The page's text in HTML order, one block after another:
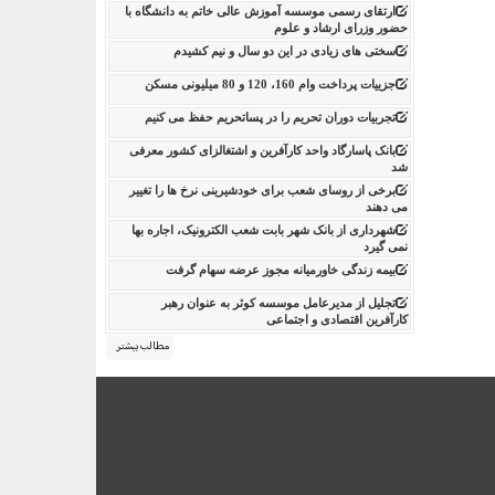
ارتقای رسمی موسسه آموزش عالی خاتم به دانشگاه با
حضور وزرای ارشاد و علوم
سختی های زیادی در این دو سال و نیم کشیدم
جزییات پرداخت وام 160، 120 و 80 میلیونی مسکن
تجربیات دوران تحریم را در پساتحریم حفظ می کنیم
بانک پاسارگاد واحد کارآفرین و اشتغالزای کشور معرفی
شد
برخی از روسای شعب برای خودشیرینی نرخ ها را تغییر
می دهند
شهرداری از بانک شهر بابت شعب الکترونیک، اجاره بها
نمی گیرد
بیمه زندگی خاورمیانه مجوز عرضه سهام گرفت
تجلیل از مدیرعامل موسسه کوثر به عنوان رهبر
کارآفرین اقتصادی و اجتماعی
مطالب بیشتر